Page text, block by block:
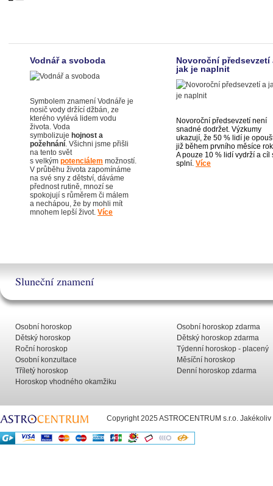
Vodnář a svoboda
Symbolem znamení Vodnáře je
nosič vody držící džbán, ze
kterého vylévá lidem vodu
života. Voda
symbolizuje hojnost a
požehnání. Všichni jsme přišli
na tento svět
s velkým potenciálem možností.
V průběhu života zapomínáme
na své sny z dětství, dáváme
přednost rutině, mnozí se
spokojují s růměrem či málem
a nechápou, že by mohli mít
mnohem lepší život. Více
Novoroční předsevzetí
jak je naplnit
Novoroční předsevzetí není
snadné dodržet. Výzkumy
ukazují, že 50 % lidí je
již během prvního měsíce
A pouze 10 % lidí vydrží a cíl
splní. Více
Sluneční znamení
Osobní horoskop
Dětský horoskop
Roční horoskop
Osobní konzultace
Tříletý horoskop
Horoskop vhodného okamžiku
Osobní horoskop zdarma
Dětský horoskop zdarma
Týdenní horoskop - placený
Měsíční horoskop
Denní horoskop zdarma
Copyright 2025 ASTROCENTRUM s.r.o.